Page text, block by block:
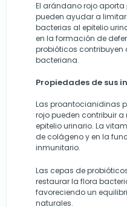
El arándano rojo
pueden ayudar a
bacterias al epitelio
en la formación de
probióticos contribuyen
bacteriana.
Propiedades de sus
Las proantocianidinas
rojo pueden contribuir
epitelio urinario. La
de colágeno y en la
inmunitario.
Las cepas de
restaurar la flora
favoreciendo un
naturales.